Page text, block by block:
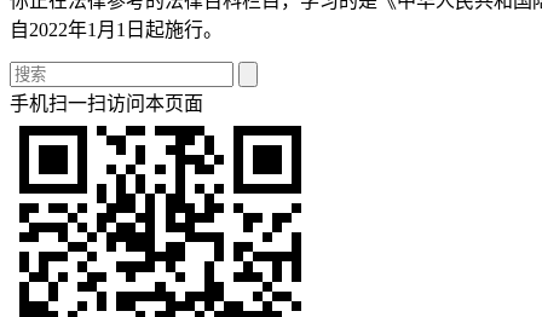
自2022年1月1日起施行。
手机扫一扫访问本页面